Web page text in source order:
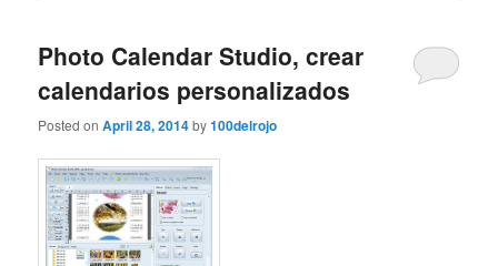
Photo Calendar Studio, crear
calendarios personalizados
Posted onApril 28, 2014by100delrojo